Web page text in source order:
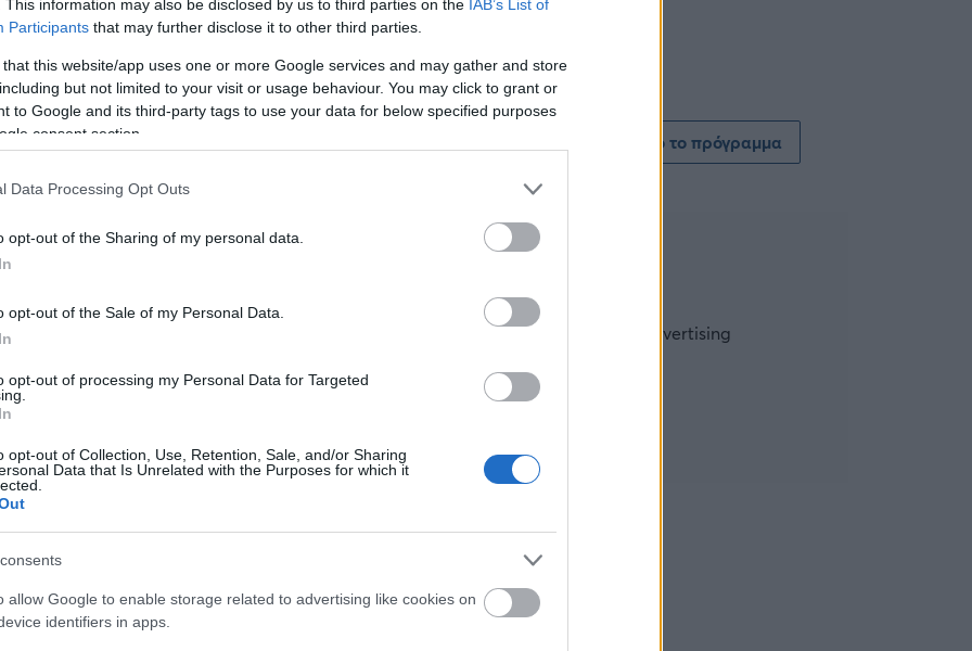
This information may also be disclosed by us to third parties on the IAB’s List of
Participants that may further disclose it to other third parties.
that this website/app uses one or more Google services and may gather and store
but not limited to your visit or usage behaviour. You may click to grant or
to Google and its third-party tags to use your data for below specified purposes
consent section.
Data Processing Opt Outs
opt-out of the Sharing of my personal data.
opt-out of the Sale of my Personal Data.
opt-out of processing my Personal Data for Targeted
opt-out of Collection, Use, Retention, Sale, and/or Sharing
Data that Is Unrelated with the Purposes for which it
allow Google to enable storage related to advertising like cookies on
identifiers in apps.
πρόκριση στον τελικό των800μ. ελεύθερο του
χρόνο7:54.88 στα προκριματικά
ο Σίσκος στα 200μ.
ο αθλητής τουΠΑΟΚολοκλήρωσε την
να παίρνει σειρά λίγες ημέρες αργότερα.
Δείτε όλο το πρόγραμμα